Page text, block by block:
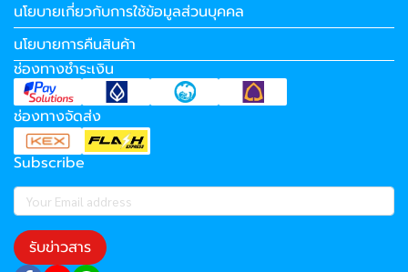
นโยบายเกี่ยวกับการใช้ข้อมูลส่วนบุคคล
นโยบายการคืนสินค้า
ช่องทางชำระเงิน
ช่องทางจัดส่ง
Subscribe
รับข่าวสาร